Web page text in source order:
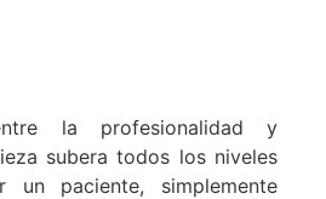
la profesionalidad y
subera todos los niveles
un paciente, simplemente